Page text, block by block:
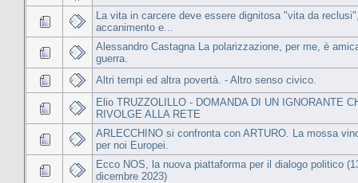
La vita in carcere deve essere dignitosa "vita da
accanimento e...
Alessandro Castagna La polarizzazione, per me, è
guerra.
Altri tempi ed altra povertà. - Altro senso civico.
Elio TRUZZOLILLO - DOMANDA DI UN IGNORANTE
RIVOLGE ALLA RETE
ARLECCHINO si confronta con ARTURO. La mossa
per noi Europei.
Ecco NOS, la nuova piattaforma per il dialogo politico
dicembre 2023)